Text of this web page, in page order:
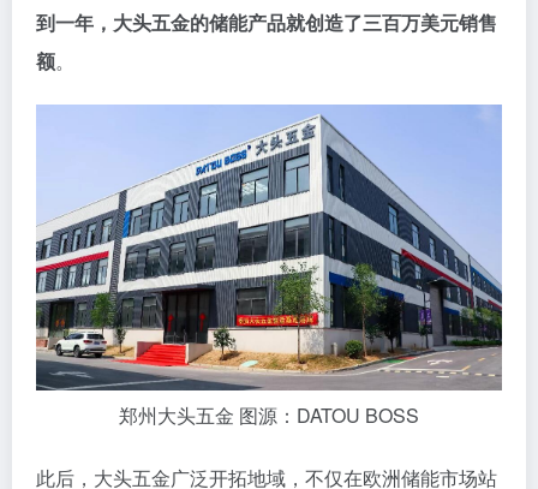
到一年，大头五金的储能产品就创造了三百万美元销售
额。
郑州大头五金 图源：DATOU BOSS
此后，大头五金广泛开拓地域，不仅在欧洲储能市场站